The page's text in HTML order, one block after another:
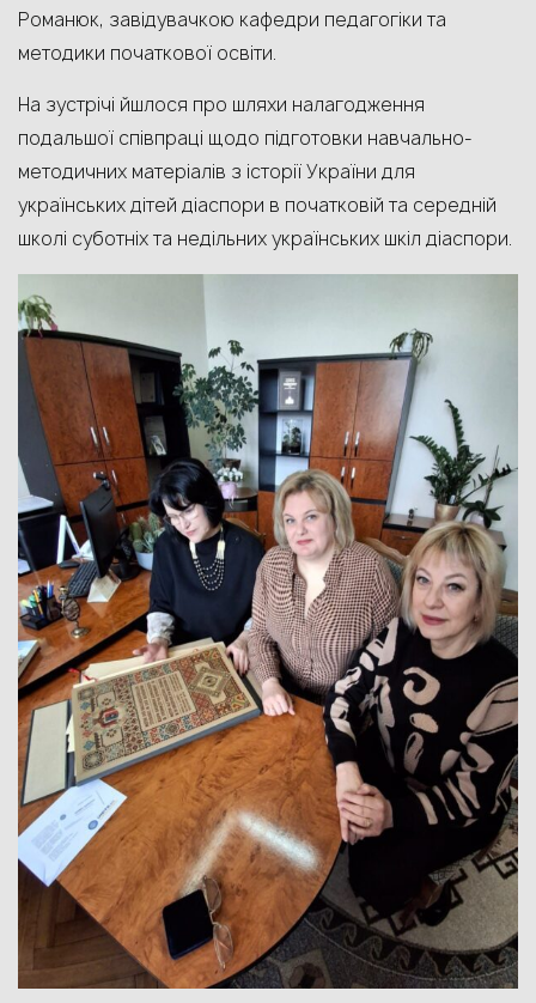
Романюк, завідувачкою кафедри педагогіки та
методики початкової освіти.
На зустрічі йшлося про шляхи налагодження
подальшої співпраці щодо підготовки навчально-
методичних матеріалів з історії України для
українських дітей діаспори в початковій та середній
школі суботніх та недільних українських шкіл діаспори.